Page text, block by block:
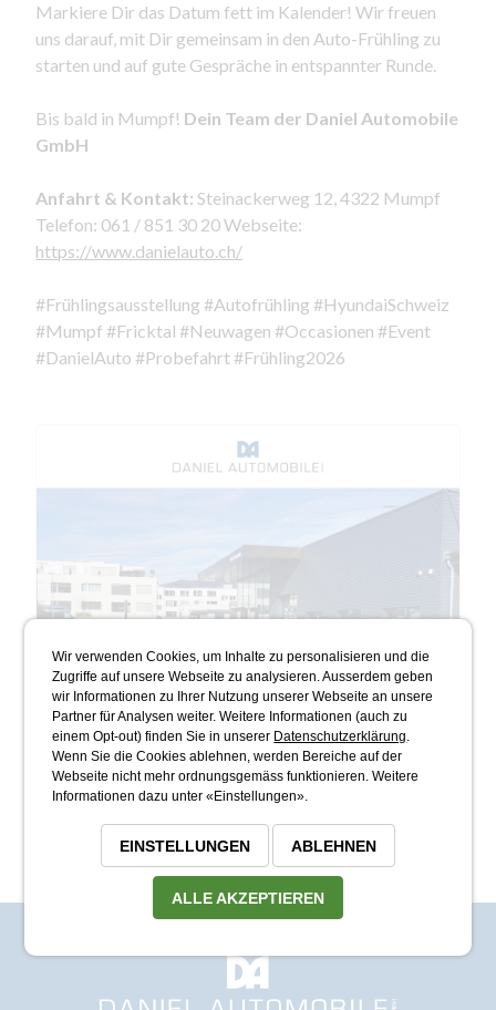
Markiere Dir das Datum fett im Kalender! Wir freuen
uns darauf, mit Dir gemeinsam in den Auto-Frühling zu
starten und auf gute Gespräche in entspannter Runde.
Bis bald in Mumpf! Dein Team der Daniel Automobile
GmbH
Anfahrt & Kontakt: Steinackerweg 12, 4322 Mumpf
Telefon: 061 / 851 30 20 Webseite:
https://www.danielauto.ch/
#Frühlingsausstellung #Autofrühling #HyundaiSchweiz
#Mumpf #Fricktal #Neuwagen #Occasionen #Event
#DanielAuto #Probefahrt #Frühling2026
Wir verwenden Cookies, um Inhalte zu personalisieren und die
Zugriffe auf unsere Webseite zu analysieren. Ausserdem geben
wir Informationen zu Ihrer Nutzung unserer Webseite an unsere
Partner für Analysen weiter. Weitere Informationen (auch zu
einem Opt-out) finden Sie in unserer Datenschutzerklärung
Wenn Sie die Cookies ablehnen, werden Bereiche auf der
Webseite nicht mehr ordnungsgemäss funktionieren. Weitere
Informationen dazu unter «Einstellungen».
EINSTELLUNGEN ABLEHNEN
ALLE AKZEPTIEREN